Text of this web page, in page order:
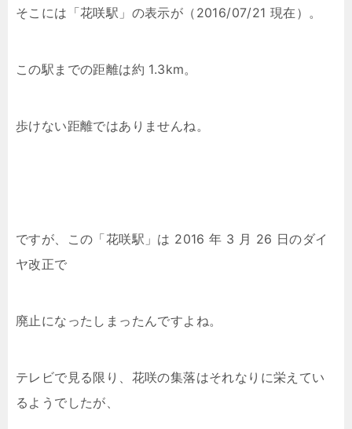
そこには「花咲駅」の表示が（2016/07/21 現在）。
この駅までの距離は約 1.3km。
歩けない距離ではありませんね。
ですが、この「花咲駅」は 2016 年 3 月 26 日のダイ
ヤ改正で
廃止になったしまったんですよね。
テレビで見る限り、花咲の集落はそれなりに栄えてい
るようでしたが、